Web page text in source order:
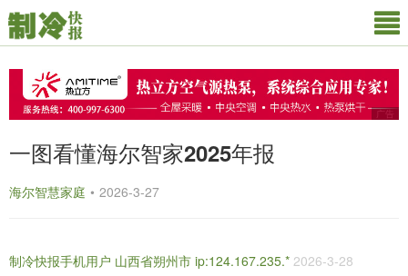
广告
一图看懂海尔智家2025年报
海尔智慧家庭 • 2026-3-27
制冷快报手机用户 山西省朔州市 ip:124.167.235.* 2026-3-28